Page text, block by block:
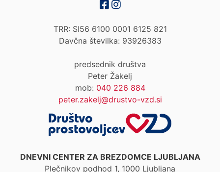
TRR: SI56 6100 0001 6125 821
Davčna številka: 93926383
predsednik društva
Peter Žakelj
mob: 040 226 884
peter.zakelj@drustvo-vzd.si
DNEVNI CENTER ZA BREZDOMCE LJUBLJANA
Plečnikov podhod 1, 1000 Ljubljana